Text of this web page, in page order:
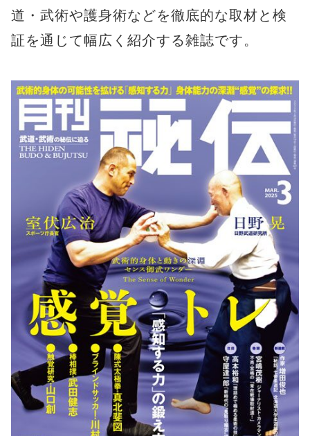
道・武術や護身術などを徹底的な取材と検
証を通じて幅広く紹介する雑誌です。